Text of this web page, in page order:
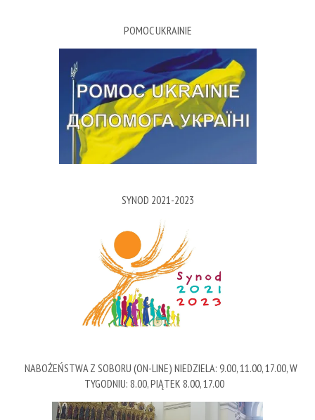
POMOC UKRAINIE
SYNOD 2021-2023
NABOŻEŃSTWA Z SOBORU (ON-LINE) NIEDZIELA: 9.00, 11.00, 17.00, W
TYGODNIU: 8.00, PIĄTEK 8.00, 17.00